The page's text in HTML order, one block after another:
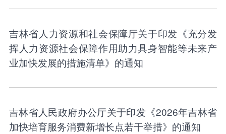
吉林省人力资源和社会保障厅关于印发《充分发
挥人力资源社会保障作用助力具身智能等未来产
业加快发展的措施清单》的通知
吉林省人民政府办公厅关于印发《2026年吉林省
加快培育服务消费新增长点若干举措》的通知